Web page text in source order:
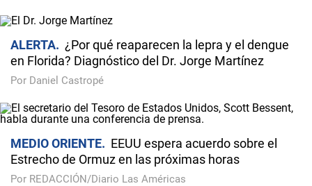
ALERTA
¿Por qué reaparecen la lepra y el dengue
en Florida? Diagnóstico del Dr. Jorge Martínez
Por Daniel Castropé
MEDIO ORIENTE
EEUU espera acuerdo sobre el
Estrecho de Ormuz en las próximas horas
Por REDACCIÓN/Diario Las Américas